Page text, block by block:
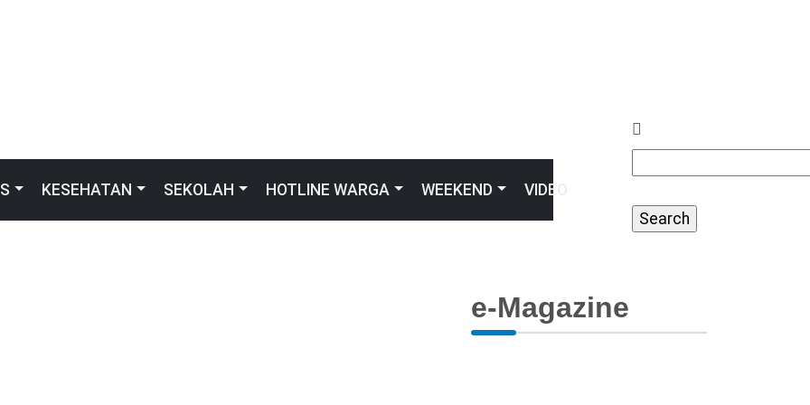
KESEHATAN SEKOLAH HOTLINE WARGA WEEKEND VIDEO
e-Magazine